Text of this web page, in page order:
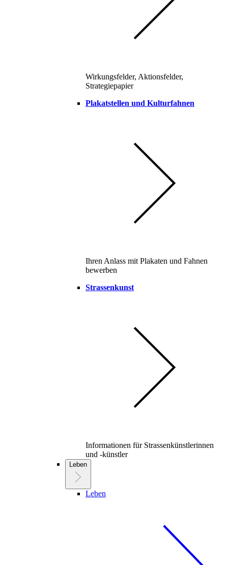
Wirkungsfelder, Aktionsfelder,
Strategiepapier
Plakatstellen und Kulturfahnen
Ihren Anlass mit Plakaten und Fahnen
bewerben
Strassenkunst
Informationen für Strassenkünstlerinnen
und -künstler
Leben
Leben